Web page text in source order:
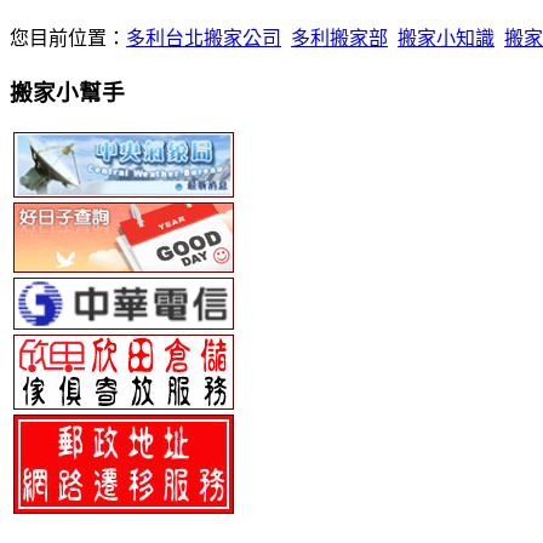
您目前位置： 多利台北搬家公司 多利搬家部 搬家小知識 搬
搬家小幫手